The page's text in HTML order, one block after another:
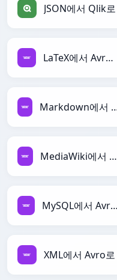
JSON에서 Qlik로
LaTeX에서 Avro로
Markdown
MediaWiki에서 Avro로
MySQL에서 Avro로
XML에서 Avro로